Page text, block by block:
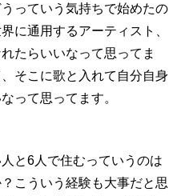
っていう気持ちで始めたの
に通用するアーティスト、
たらいいなって思ってま
そこに歌と入れて自分自身
って思ってます。
と6人で住むっていうのは
こういう経験も大事だと思